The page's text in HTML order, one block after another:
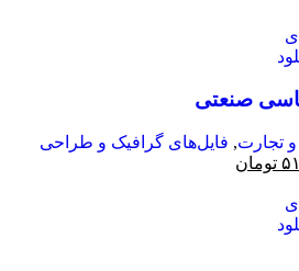
صنعتی
تجارت, فایل‌های گرافیک و طراحی
تومان